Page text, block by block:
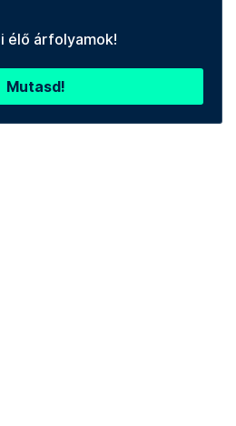
élő árfolyamok!
Mutasd!